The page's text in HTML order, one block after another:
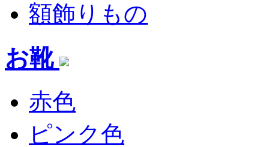
額飾りもの
お靴
赤色
ピンク色